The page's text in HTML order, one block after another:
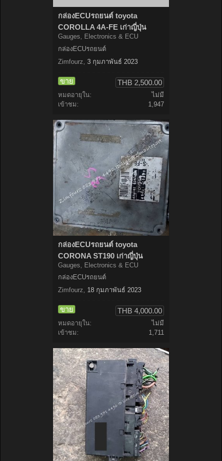
กล่องECUรถยนต์ toyota
COROLLA 4A-FE เก่าญี่ปุ่น
Gauges, Electronics & ECU
กล่องECUรถยนต์
Zimfourz 3 กุมภาพันธ์ 2023
ขาย THB 2,500.00
หมดอายุใน:
ไม่มี
เข้าชม:
1,947
กล่องECUรถยนต์ toyota
CORONA ST190 เก่าญี่ปุ่น
Gauges, Electronics & ECU
กล่องECUรถยนต์
Zimfourz, 18 กุมภาพันธ์ 2023
ขาย THB 4,000.00
หมดอายุใน:
ไม่มี
เข้าชม:
1,711